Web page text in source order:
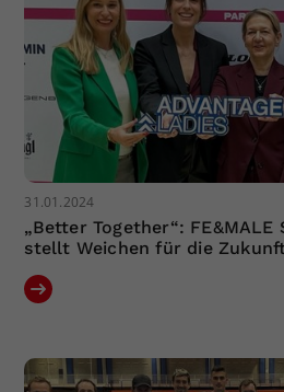
31.01.2024
„Better Together“:
stellt Weichen für die